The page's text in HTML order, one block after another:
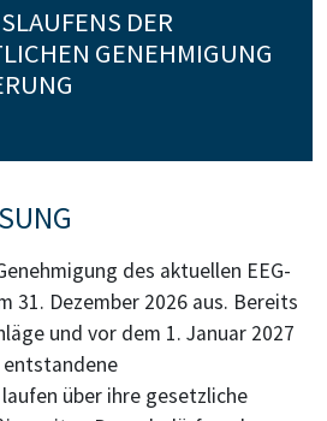
DER
GENEHMIGUNG
des aktuellen EEG-
31. Dezember 2026 aus. Bereits
und vor dem 1. Januar 2027
über ihre gesetzliche